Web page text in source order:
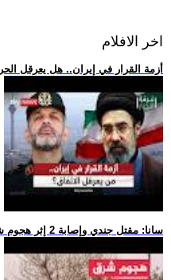
اخر الافلام
.. أزمة القرار في إيران.. هل يعرقل
.. سانا: مقتل جندي وإصابة 2 إثر هجوم شرقي دير الزور